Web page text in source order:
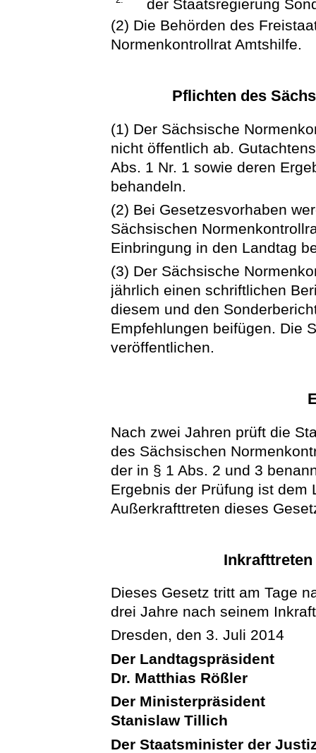
der Staatsregierung
(2) Die Behörden des
Normenkontrollrat Amtshilfe.
Pflichten des
(1) Der Sächsische
nicht öffentlich ab.
Abs. 1 Nr. 1 sowie deren
behandeln.
(2) Bei Gesetzesvorhaben
Sächsischen
Einbringung in den Landtag
(3) Der Sächsische
jährlich einen schriftlichen
diesem und den
Empfehlungen beifügen. Die
veröffentlichen.
Nach zwei Jahren prüft die
des Sächsischen
der in § 1 Abs. 2 und 3
Ergebnis der Prüfung ist dem
Außerkrafttreten dieses
Dieses Gesetz tritt am Tage
drei Jahre nach seinem
Dresden, den 3. Juli 2014
Der Landtagspräsident
Dr. Matthias Rößler
Der Ministerpräsident
Stanislaw Tillich
Der Staatsminister der